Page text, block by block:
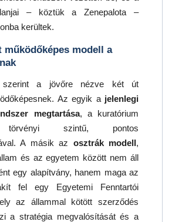
– köztük a Zenepalota –
kerültek.
működőképes modell a
szerint a jövőre nézve két út
Az egyik a jelenlegi
megtartása, a kuratórium
törvényi szintű, pontos
A másik az osztrák modell,
és az egyetem között nem áll
egy alapítvány, hanem maga az
fel egy Egyetemi Fenntartói
az állammal kötött szerződés
a stratégia megvalósítását és a